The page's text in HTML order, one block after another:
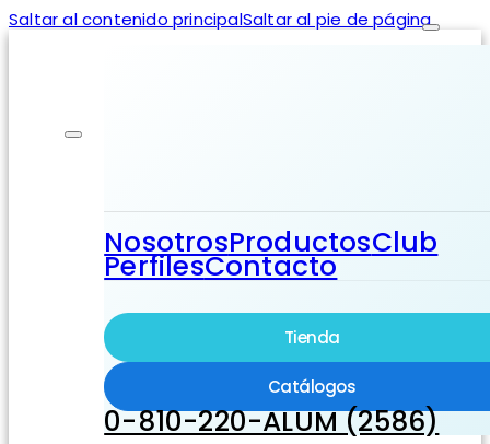
Saltar al contenido principalSaltar al pie de página
NosotrosProductosClub
PerfilesContacto
Tienda
Catálogos
0-810-220-ALUM (2586)